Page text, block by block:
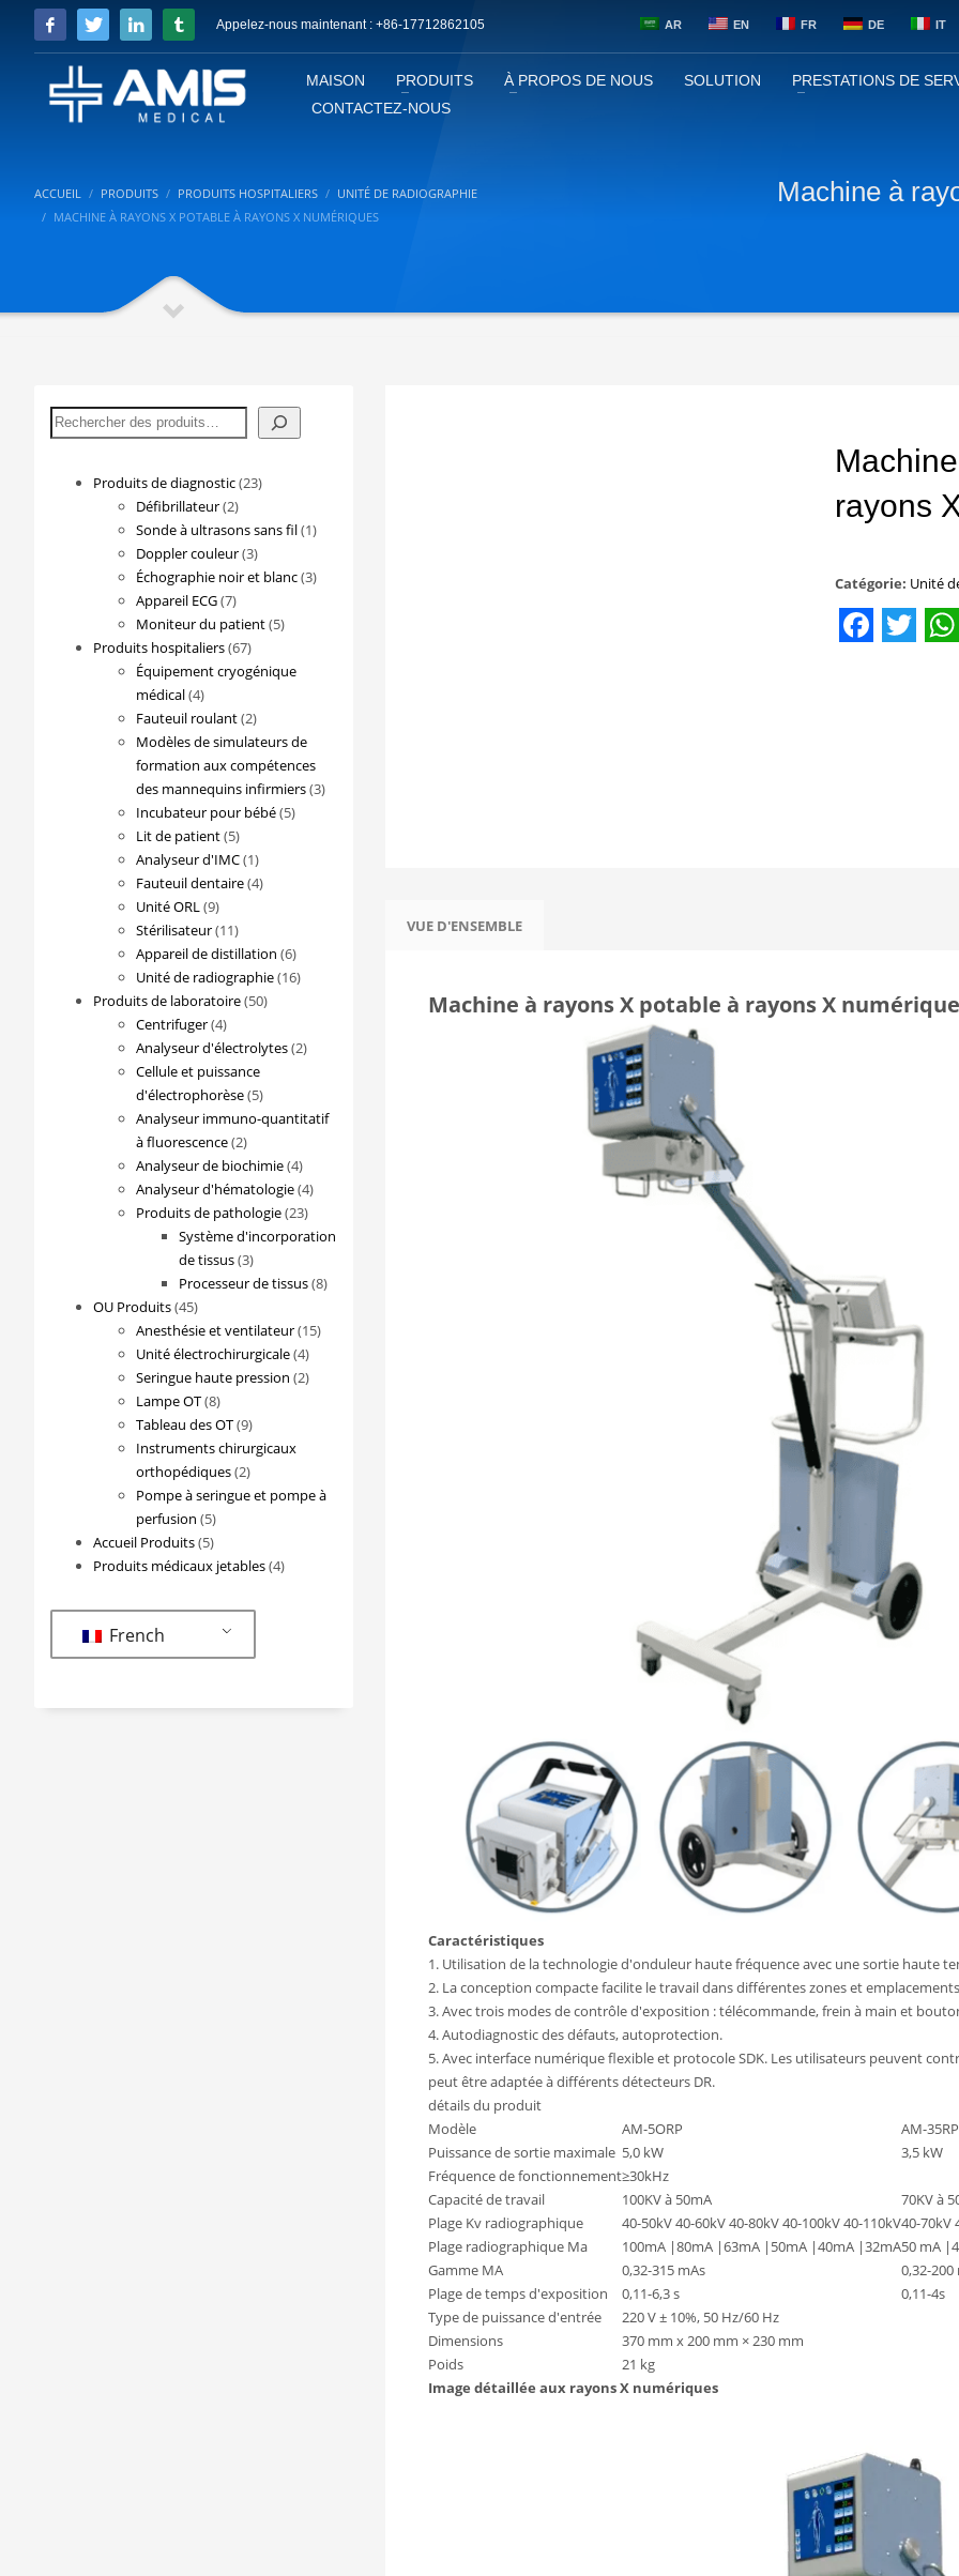
Appelez-nous maintenant : +86-17712862105 AR EN FR DE IT
MAISON PRODUITS À PROPOS DE NOUS SOLUTION
PRESTATIONS DE
CONTACTEZ-NOUS
ACCUEIL PRODUITS PRODUITS HOSPITALIERS
UNITÉ DE RADIOGRAPHIE
MACHINE À RAYONS X POTABLE À RAYONS X NUMÉRIQUES
Machine à
rayons
Catégorie: Unité
VUE D'ENSEMBLE
Machine à rayons X potable à rayons X
Caractéristiques
1. Utilisation de la technologie d'onduleur haute fréquence avec une sortie haute
2. La conception compacte facilite le travail dans différentes zones et
3. Avec trois modes de contrôle d'exposition : télécommande, frein à main et
4. Autodiagnostic des défauts, autoprotection.
5. Avec interface numérique flexible et protocole SDK. Les utilisateurs peuvent
peut être adaptée à différents détecteurs DR.
détails du produit
Modèle
AM-5ORP
AM-35RP
Puissance de sortie maximale 5,0 kW
3,5 kW
Fréquence de fonctionnement≥30kHz
Capacité de travail
100KV à 50mA
70KV à
Plage Kv radiographique
40-50kV 40-60kV 40-80kV 40-100kV 40-110kV40-70kV
Plage radiographique Ma
100mA |80mA |63mA |50mA |40mA |32mA50 mA
Gamme MA
0,32-315 mAs
0,32-200
Plage de temps d'exposition
0,11-6,3 s
0,11-4s
Type de puissance d'entrée
220 V ± 10%, 50 Hz/60 Hz
Dimensions
370 mm x 200 mm × 230 mm
Poids
21 kg
Image détaillée aux rayons X numériques
Rechercher
Produits de diagnostic 2323
Défibrillateur 22
produits
Sonde à ultrasons sans fil 11
Doppler couleur 33
produits
Échographie noir et blanc 33
Appareil ECG 77
produits
Moniteur du patient 55
Produits hospitaliers 6767
produits
Équipement cryogénique
médical 44
produits
Fauteuil roulant 22
produits
Modèles de simulateurs de
formation aux compétences
des mannequins infirmiers 33
Incubateur pour bébé 55
Lit de patient 55
produits
Analyseur d'IMC 11
produit
Fauteuil dentaire 44
Unité ORL 99
produits
Stérilisateur 1111
produits
Appareil de distillation 66
produits
Unité de radiographie 1616
Produits de laboratoire 5050
Centrifuger 44
produits
Analyseur d'électrolytes 22
Cellule et puissance
d'électrophorèse 55
produits
Analyseur immuno-quantitatif
à fluorescence 22
produits
Analyseur de biochimie 44
produits
Analyseur d'hématologie 44
Produits de pathologie 2323
produits
Système d'incorporation
de tissus 33
produits
Processeur de tissus 88
OU Produits 4545
produits
Anesthésie et ventilateur 1515
Unité électrochirurgicale 44
produits
Seringue haute pression 22
Lampe OT 88
produits
Tableau des OT 99
produits
Instruments chirurgicaux
orthopédiques 22
produits
Pompe à seringue et pompe à
perfusion 55
produits
Accueil Produits 55
produits
Produits médicaux jetables 44
French